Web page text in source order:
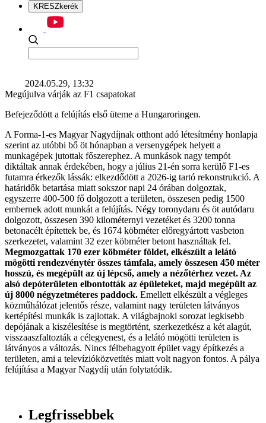
KRESZkerék
2024.05.29, 13:32
Megújulva várják az F1 csapatokat
Befejeződött a felújítás első üteme a Hungaroringen.
A Forma-1-es Magyar Nagydíjnak otthont adó létesítmény honlapja
szerint az utóbbi bő öt hónapban a versenygépek helyett a
munkagépek jutottak főszerephez. A munkások nagy tempót
diktáltak annak érdekében, hogy a július 21-én sorra kerülő F1-es
futamra érkezők lássák: elkezdődött a 2026-ig tartó rekonstrukció. A
határidők betartása miatt sokszor napi 24 órában dolgoztak,
egyszerre 400-500 fő dolgozott a területen, összesen pedig 1500
embernek adott munkát a felújítás. Négy toronydaru és öt autódaru
dolgozott, összesen 390 kilométernyi vezetéket és 3200 tonna
betonacélt építettek be, és 1674 köbméter előregyártott vasbeton
szerkezetet, valamint 32 ezer köbméter betont használtak fel.
Megmozgattak 170 ezer köbméter földet, elkészült a lelátó
mögötti rendezvénytér összes támfala, amely összesen 450 méter
hosszú, és megépült az új lépcső, amely a nézőtérhez vezet. Az
alsó depóterületen elbontották az épületeket, majd megépült az
új 8000 négyzetméteres paddock. Emellett elkészült a végleges
közműhálózat jelentős része, valamint nagy területen látványos
kertépítési munkák is zajlottak. A világbajnoki sorozat legkisebb
depójának a kiszélesítése is megtörtént, szerkezetkész a két alagút,
visszaaszfaltozták a célegyenest, és a lelátó mögötti területen is
látványos a változás. Nincs félbehagyott épület vagy építkezés a
területen, ami a televízióközvetítés miatt volt nagyon fontos. A pálya
felújítása a Magyar Nagydíj után folytatódik.
Legfrissebbek